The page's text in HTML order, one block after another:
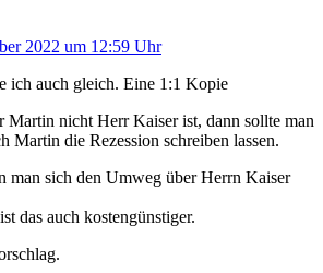
2022 um 12:59 Uhr
ich auch gleich. Eine 1:1 Kopie
Martin nicht Herr Kaiser ist, dann sollte man
Martin die Rezession schreiben lassen.
man sich den Umweg über Herrn Kaiser
das auch kostengünstiger.